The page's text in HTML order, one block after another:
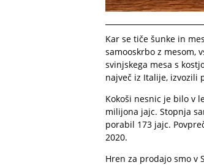
Kar se tiče šunke in
samooskrbo z mesom,
svinjskega mesa s
največ iz Italije, izvozili
Kokoši nesnic je bilo v
milijona jajc. Stopnja
porabil 173 jajc.
2020.
Hren za prodajo smo v